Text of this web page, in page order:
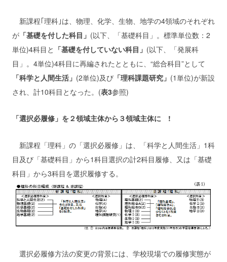
新課程｢理科｣は、物理、化学、生物、地学の4領域のそれぞれ
が 「基礎を付した科目」 (以下、「基礎科目」。標準単位数：2
単位)4科目と 「基礎を付していない科目」 (以下、「発展科
目」。4単位)4科目に再編されたとともに、“総合科目”として
「科学と人間生活」 (2単位)及び 「理科課題研究」 (1単位)が新設
され、計10科目となった。(表3参照)
「選択必履修」を２領域主体から３領域主体に !
新課程「理科」の「選択必履修」は、「科学と人間生活」1科
目及び「基礎科目」から1科目選択の計2科目履修、又は「基礎
科目」から3科目を選択履修する。
選択必履修方法の変更の背景には、学校現場での履修実態が